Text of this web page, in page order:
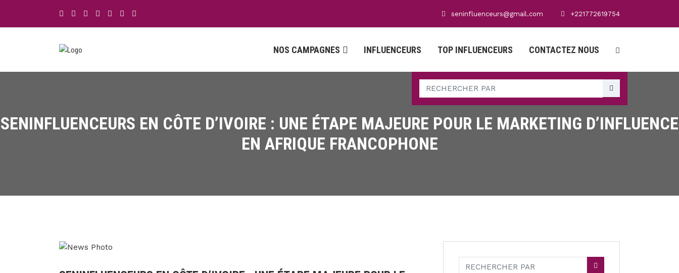
seninfluenceurs@gmail.com +221772619754
NOS CAMPAGNES INFLUENCEURS TOP INFLUENCEURS CONTACTEZ NOUS
SENINFLUENCEURS EN CÔTE D’IVOIRE : UNE ÉTAPE MAJEURE POUR LE MARKETING D’INFLUENCE
EN AFRIQUE FRANCOPHONE